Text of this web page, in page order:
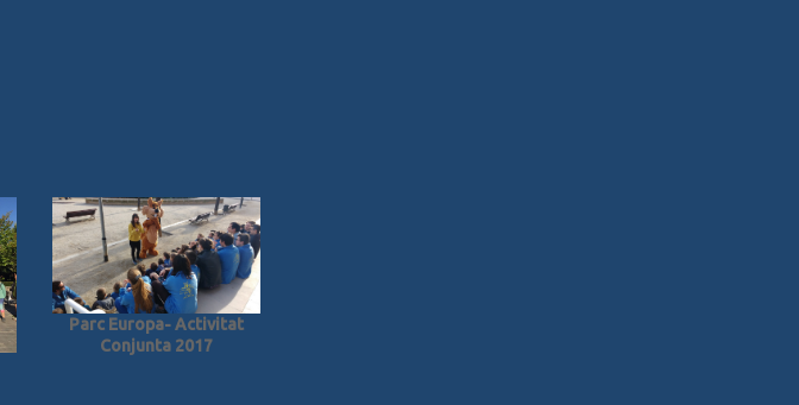
Parc Europa- Activitat
Conjunta 2017